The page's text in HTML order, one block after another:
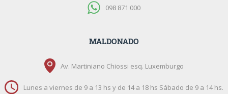
098 871 000
MALDONADO
Av. Martiniano Chiossi esq. Luxemburgo
Lunes a viernes de 9 a 13 hs y de 14 a 18 hs Sábado de 9 a 14 hs.